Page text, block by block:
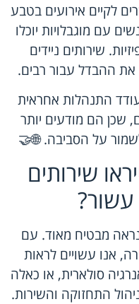
לקיים אירועים בטבע
עם מוגבלויות יוכלו
שירותים ניידים
את ההבדל עבור רבים.
התנהלות אחראית
שכן הם מודעים יותר
על הסביבה. 🌐🤝
שירותים
עשור?
מבטיח מאוד. עם
אנו עשויים לראות
סולארית, או כאלה
התחזוקה והשירות.